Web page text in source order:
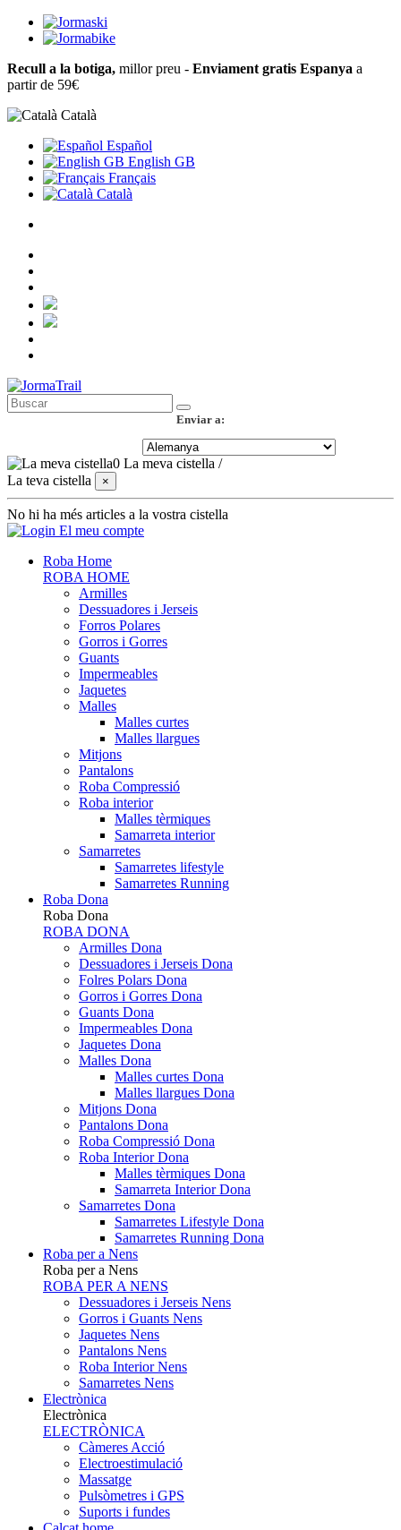
Recull a la botiga, millor preu - Enviament gratis Espanya a
partir de 59€
Català
Español
English GB
Français
Català
Enviar a:
0 La meva cistella /
La teva cistella
×
No hi ha més articles a la vostra cistella
El meu compte
Roba Home
ROBA HOME
Armilles
Dessuadores i Jerseis
Forros Polares
Gorros i Gorres
Guants
Impermeables
Jaquetes
Malles
Malles curtes
Malles llargues
Mitjons
Pantalons
Roba Compressió
Roba interior
Malles tèrmiques
Samarreta interior
Samarretes
Samarretes lifestyle
Samarretes Running
Roba Dona
Roba Dona
ROBA DONA
Armilles Dona
Dessuadores i Jerseis Dona
Folres Polars Dona
Gorros i Gorres Dona
Guants Dona
Impermeables Dona
Jaquetes Dona
Malles Dona
Malles curtes Dona
Malles llargues Dona
Mitjons Dona
Pantalons Dona
Roba Compressió Dona
Roba Interior Dona
Malles tèrmiques Dona
Samarreta Interior Dona
Samarretes Dona
Samarretes Lifestyle Dona
Samarretes Running Dona
Roba per a Nens
Roba per a Nens
ROBA PER A NENS
Dessuadores i Jerseis Nens
Gorros i Guants Nens
Jaquetes Nens
Pantalons Nens
Roba Interior Nens
Samarretes Nens
Electrònica
Electrònica
ELECTRÒNICA
Càmeres Acció
Electroestimulació
Massatge
Pulsòmetres i GPS
Suports i fundes